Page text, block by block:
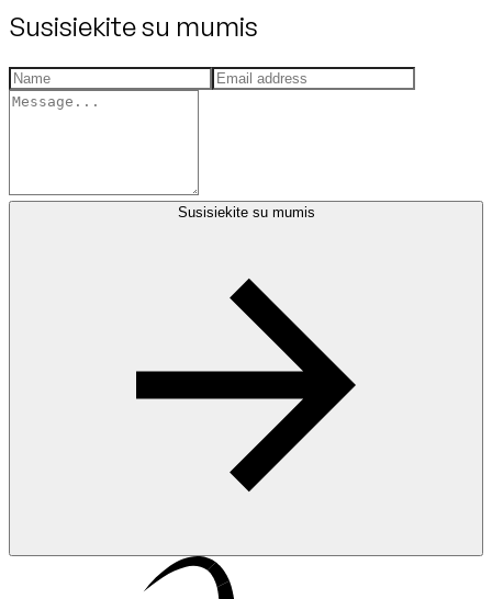
Susisiekite su mumis
Susisiekite su mumis